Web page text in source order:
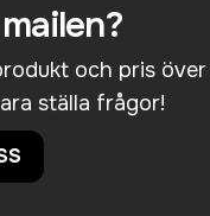
och pris över
ställa frågor!